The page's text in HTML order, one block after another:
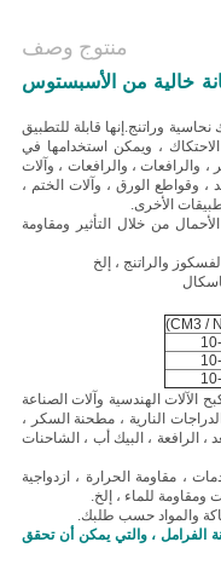
منتوج وصف
خالية من الأسبستوس
وراتنج.إنها قابلة للتطبيق
، ويمكن استخدامها في
، والرافعات ، والرافعات ، وآلات
، وقواطع الورق ، وآلات الختم ،
الأخرى.
من خلال التأثير ومقاومة
والراتنج ، إلخ
الهندسية وآلات الصناعة
النارية ، مطحنة السكر ،
، الرافعة ، البيك أب ، الشاحنات
، مقاومة الحرارة ، ازدواجية
ومقاومة للماء ، إلخ.
والمواد حسب طلبك.
بطانة الفرامل ، والتي يمكن أن تحقق